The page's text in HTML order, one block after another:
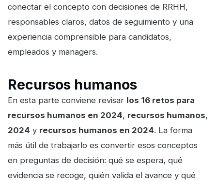
conectar el concepto con decisiones de RRHH,
responsables claros, datos de seguimiento y una
experiencia comprensible para candidatos,
empleados y managers.
Recursos humanos
En esta parte conviene revisar los 16 retos para
recursos humanos en 2024, recursos humanos,
2024 y recursos humanos en 2024. La forma
más útil de trabajarlo es convertir esos conceptos
en preguntas de decisión: qué se espera, qué
evidencia se recoge, quién valida el avance y qué